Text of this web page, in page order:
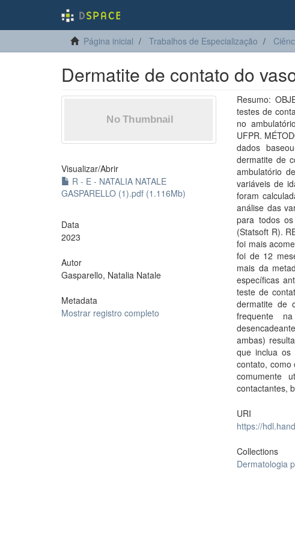
Página inicial Trabalhos de Especialização
Dermatite de contato do
Visualizar/Abrir
R - E - NATALIA NATALE
GASPARELLO (1).pdf (1.116Mb)
Data
2023
Autor
Gasparello, Natalia Natale
Metadata
Mostrar registro completo
Resumo:
testes de
no
UFPR.
dados
dermatite de
ambulatório
variáveis de
foram
análise das
para todos
(Statsoft R).
foi mais
foi de 12
mais da
específicas
teste de
dermatite de
frequente
ambas)
que inclua os
contato, como
comumente
contactantes,
URI
https://
Collections
Dermatologia